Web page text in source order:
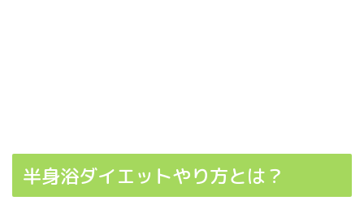
半身浴ダイエットやり方とは？